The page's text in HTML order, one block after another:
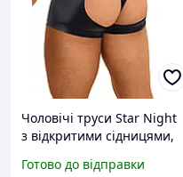
Чоловічі труси Star Night
з відкритими сідницями,
Готово до відправки